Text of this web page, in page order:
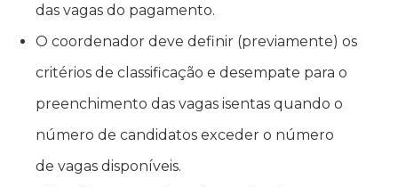
das vagas do pagamento.
O coordenador deve definir (previamente) os
critérios de classificação e desempate para o
preenchimento das vagas isentas quando o
número de candidatos exceder o número
de vagas disponíveis.